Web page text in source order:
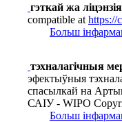
гэткай жа
compatible at https://
Больш
тэхналагічныя
эфектыўныя
спасылкай на
САІУ - WIPO
Больш